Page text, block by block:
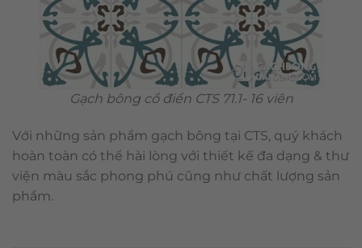
Gạch bông cổ điển CTS 71.1- 16 viên
Với những sản phẩm gạch bông tại CTS, quý khách
hoàn toàn có thể hài lòng với thiết kế đa dạng & thư
viện màu sắc phong phú cũng như chất lượng sản
phẩm.